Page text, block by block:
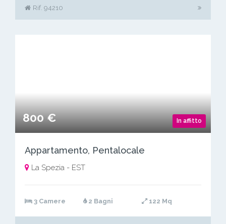
Rif. 94210
In affitto
800 €
Appartamento, Pentalocale
La Spezia - EST
3 Camere 2 Bagni 122 Mq